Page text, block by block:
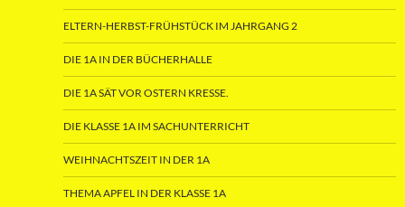
ELTERN-HERBST-FRÜHSTÜCK IM JAHRGANG 2
DIE 1A IN DER BÜCHERHALLE
DIE 1A SÄT VOR OSTERN KRESSE.
DIE KLASSE 1A IM SACHUNTERRICHT
WEIHNACHTSZEIT IN DER 1A
THEMA APFEL IN DER KLASSE 1A